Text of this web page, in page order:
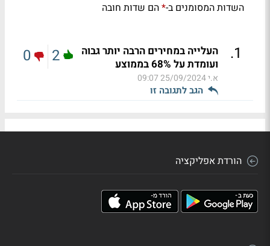
השדות המסומנים ב-*הם שדות חובה
1
.
העלייה במחירים הרבה יותר גבוה
ועומדת על 68% בממוצע
א.י25/09/2024 09:07
הגב לתגובה זו
2
0
הורדת אפליקציה